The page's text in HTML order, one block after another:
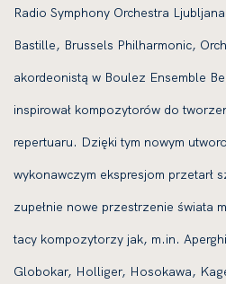
Radio Symphony Orchestra
Bastille, Brussels Philharmonic,
akordeonistą w Boulez Ensemble
inspirował kompozytorów do
repertuaru. Dzięki tym nowym
wykonawczym ekspresjom przetarł
zupełnie nowe przestrzenie świata
tacy kompozytorzy jak, m.in.
Globokar, Holliger, Hosokawa,